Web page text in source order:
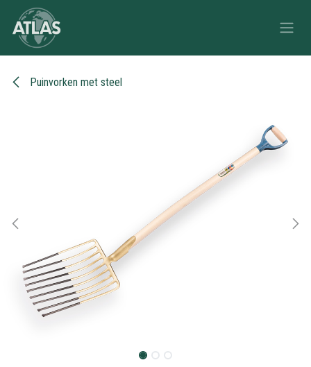
Overslaan naar inhoud
Puinvorken met steel